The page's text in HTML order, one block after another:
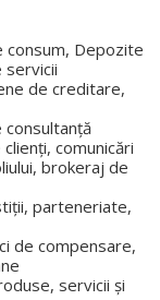
consum, Depozite
servicii
de creditare,
consultanță
comunicări
brokeraj de
parteneriate,
de compensare,
servicii și